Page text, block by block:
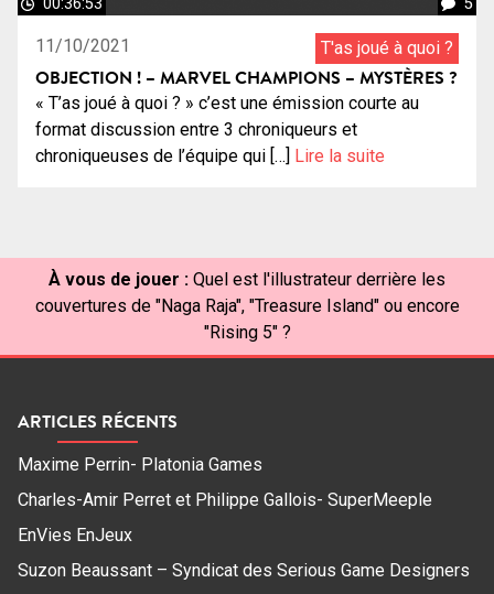
00:36:53 5
11/10/2021 T'as joué à quoi ?
OBJECTION ! – MARVEL CHAMPIONS – MYSTÈRES ?
« T’as joué à quoi ? » c’est une émission courte au
format discussion entre 3 chroniqueurs et
chroniqueuses de l’équipe qui […] Lire la suite
À vous de jouer : Quel est l'illustrateur derrière les
couvertures de "Naga Raja", "Treasure Island" ou encore
"Rising 5" ?
ARTICLES RÉCENTS
Maxime Perrin- Platonia Games
Charles-Amir Perret et Philippe Gallois- SuperMeeple
EnVies EnJeux
Suzon Beaussant – Syndicat des Serious Game Designers